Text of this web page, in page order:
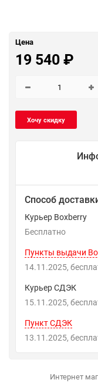
Цена
19 540₽
Способ
Курьер Boxberry
Бесплатно
Пункты выдачи
14.11.2025
Курьер СДЭК
15.11.2025
Пункт СДЭК
13.11.2025
Интернет